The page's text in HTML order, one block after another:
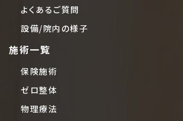
よくあるご質問
設備/院内の様子
施術一覧
保険施術
ゼロ整体
物理療法